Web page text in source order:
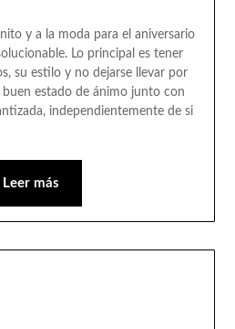
y a la moda para el aniversario
Lo principal es tener
su estilo y no dejarse llevar por
estado de ánimo junto con
independientemente de si
Leer más